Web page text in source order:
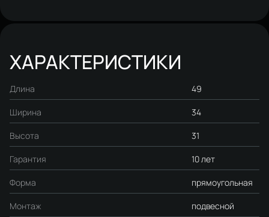
ХАРАКТЕРИСТИКИ
Длина 49
Ширина 34
Высота 31
Гарантия 10 лет
Форма прямоугольная
Монтаж подвесной